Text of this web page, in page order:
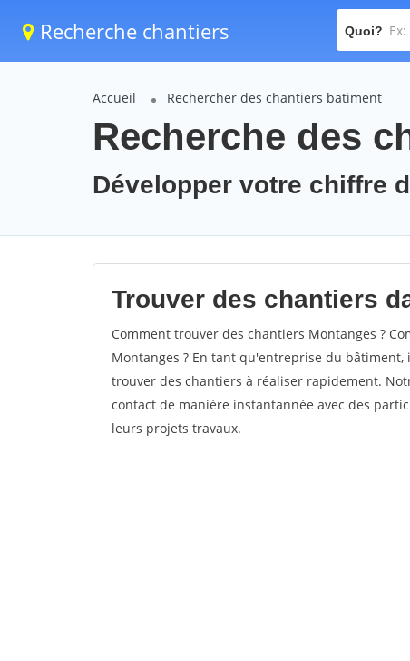
Recherche chantiers Quoi?
Accueil Rechercher des chantiers batiment
Recherche des
Développer votre chiffre
Trouver des chantiers
Comment trouver des chantiers Montanges ?
Montanges ? En tant qu'entreprise du
trouver des chantiers à réaliser rapidement.
contact de manière instantannée avec des
leurs projets travaux.